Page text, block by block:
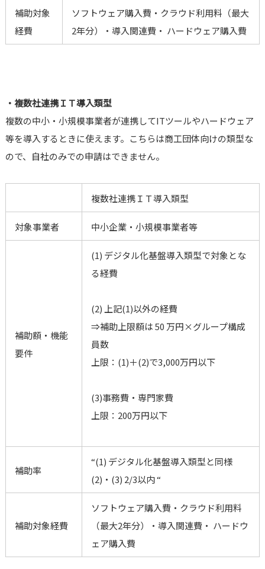
補助対象
経費
ソフトウェア購入費・クラウド利用料（最大
2年分）・導入関連費・ ハードウェア購入費
・複数社連携ＩＴ導入類型
複数の中小・小規模事業者が連携してITツールやハードウェア
等を導入するときに使えます。こちらは商工団体向けの類型な
ので、自社のみでの申請はできません。
複数社連携ＩＴ導入類型
対象事業者 中小企業・小規模事業者等
補助額・機能
要件
(1) デジタル化基盤導入類型で対象とな
る経費
(2) 上記(1)以外の経費
⇒補助上限額は 50 万円×グループ構成
員数
上限：(1)＋(2)で3,000万円以下
(3)事務費・専門家費
上限：200万円以下
補助率
“(1) デジタル化基盤導入類型と同様
(2)・(3) 2/3以内 “
補助対象経費
ソフトウェア購入費・クラウド利用料
（最大2年分）・導入関連費・ ハードウ
ェア購入費